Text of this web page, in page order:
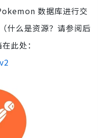
数据库进行交
什么是资源？请参阅后
此处：